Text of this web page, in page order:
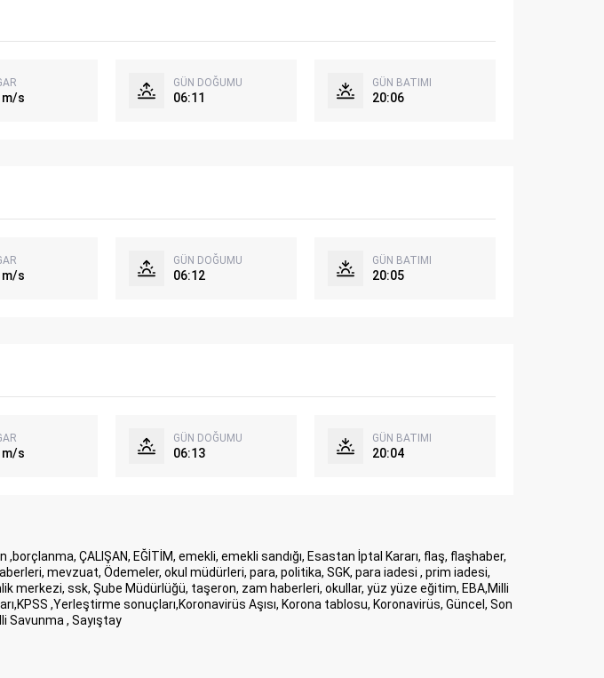
m/s
GÜN DOĞUMU
06:11
GÜN BATIMI
20:06
m/s
GÜN DOĞUMU
06:12
GÜN BATIMI
20:05
m/s
GÜN DOĞUMU
06:13
GÜN BATIMI
20:04
ÇALIŞAN, EĞİTİM, emekli, emekli sandığı, Esastan İptal Kararı, flaş, flaşhaber,
mevzuat, Ödemeler, okul müdürleri, para, politika, SGK, para iadesi , prim iadesi,
merkezi, ssk, Şube Müdürlüğü, taşeron, zam haberleri, okullar, yüz yüze eğitim, EBA,Milli
,Yerleştirme sonuçları,Koronavirüs Aşısı, Korona tablosu, Koronavirüs, Güncel, Son
Savunma , Sayıştay